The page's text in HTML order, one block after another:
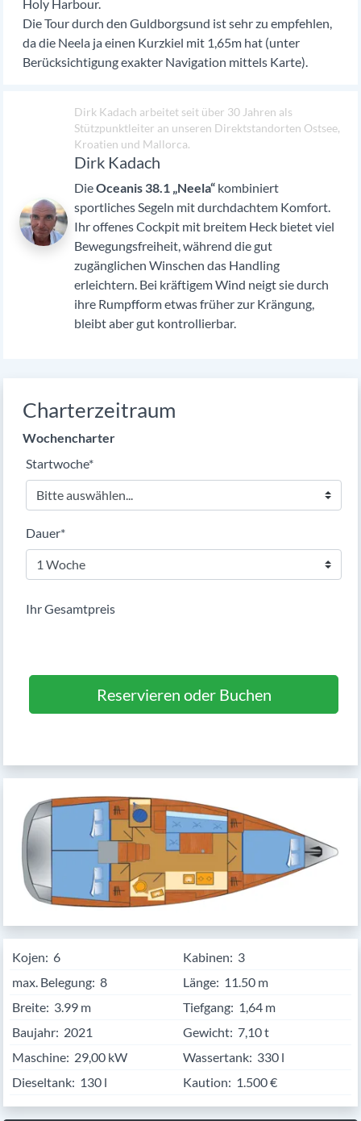
Holy Harbour.
Die Tour durch den Guldborgsund ist sehr zu empfehlen,
da die Neela ja einen Kurzkiel mit 1,65m hat (unter
Berücksichtigung exakter Navigation mittels Karte).
Dirk Kadach arbeitet seit über 30 Jahren als
Stützpunktleiter an unseren Direktstandorten Ostsee,
Kroatien und Mallorca.
Dirk Kadach
DieOceanis 38.1 „Neela“ kombiniert
sportliches Segeln mit durchdachtem Komfort.
Ihr offenes Cockpit mit breitem Heck bietet viel
Bewegungsfreiheit, während die gut
zugänglichen Winschen das Handling
erleichtern. Bei kräftigem Wind neigt sie durch
ihre Rumpfform etwas früher zur Krängung,
bleibt aber gut kontrollierbar.
Charterzeitraum
Wochencharter
Pflichtfeld
Startwoche*
Pflichtfeld
Dauer*
Ihr Gesamtpreis
Reservieren oder Buchen
Kojen: 6 Kabinen: 3
max. Belegung: 8 Länge: 11.50
Breite: 3.99 Tiefgang: 1,64 m
Baujahr: 2021 Gewicht: 7,10 t
Maschine: 29,00 kW Wassertank: 330 l
Dieseltank: 130 l Kaution: 1.500 €